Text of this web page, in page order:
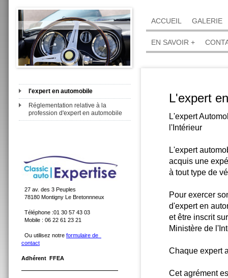
l'expert en automobile
Réglementation relative à la
profession d'expert en automobile
27 av. des 3 Peuples
78180 Montigny Le Bretonnneux
Téléphone :01 30 57 43 03
Mobile : 06 22 61 23 21
Ou utilisez notre formulaire de
contact
Adhérent FFEA
ACCUEIL GALERIE
EN SAVOIR +
L'expert
L'expert
l'Intérieur
L'expert
acquis une
à tout type de
Pour exercer
d'expert en
et être inscrit
Ministère de
Chaque expert
Cet agrément